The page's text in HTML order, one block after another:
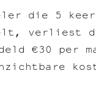
die 5 keer
verliest
€30 per